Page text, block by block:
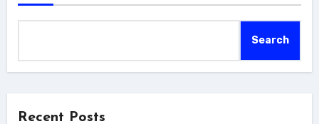
Search
Recent Posts